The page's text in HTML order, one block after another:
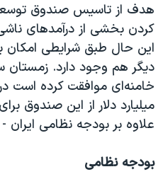
کردن بخشی از درآمدهای
این حال طبق شرایطی امکان
میلیارد دلار از این صندوق
علاوه بر بودجه نظامی ایران
بودجه نظامی